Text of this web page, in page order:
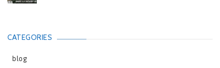
CATEGORIES
blog